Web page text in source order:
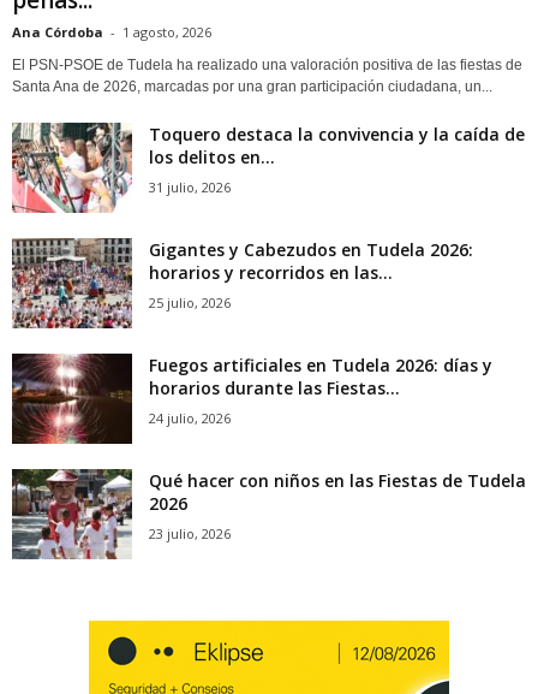
Ana Córdoba - 1 agosto, 2026
El PSN-PSOE de Tudela ha realizado una valoración positiva de las fiestas de
Santa Ana de 2026, marcadas por una gran participación ciudadana, un...
Toquero destaca la convivencia y la caída de
los delitos en...
31 julio, 2026
Gigantes y Cabezudos en Tudela 2026:
horarios y recorridos en las...
25 julio, 2026
Fuegos artificiales en Tudela 2026: días y
horarios durante las Fiestas...
24 julio, 2026
Qué hacer con niños en las Fiestas de Tudela
2026
23 julio, 2026